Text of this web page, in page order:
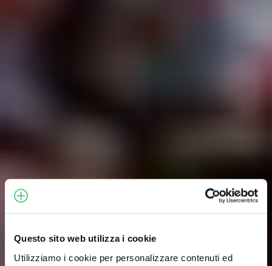
Questo sito web utilizza i cookie
Utilizziamo i cookie per personalizzare contenuti ed